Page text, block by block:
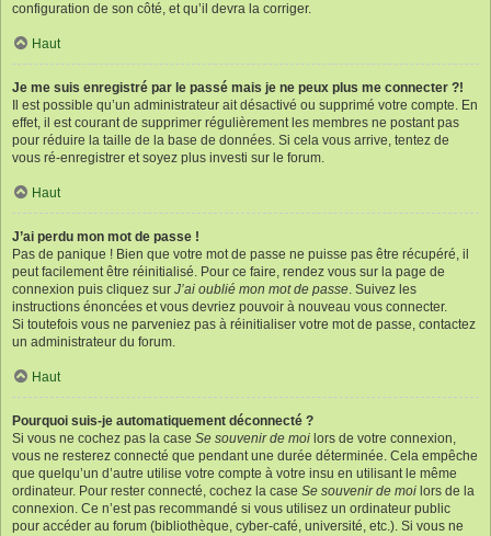
configuration de son côté, et qu’il devra la corriger.
Haut
Je me suis enregistré par le passé mais je ne peux plus me connecter ?!
Il est possible qu’un administrateur ait désactivé ou supprimé votre compte. En
effet, il est courant de supprimer régulièrement les membres ne postant pas
pour réduire la taille de la base de données. Si cela vous arrive, tentez de
vous ré-enregistrer et soyez plus investi sur le forum.
Haut
J’ai perdu mon mot de passe !
Pas de panique ! Bien que votre mot de passe ne puisse pas être récupéré, il
peut facilement être réinitialisé. Pour ce faire, rendez vous sur la page de
connexion puis cliquez sur J’ai oublié mon mot de passe. Suivez les
instructions énoncées et vous devriez pouvoir à nouveau vous connecter.
Si toutefois vous ne parveniez pas à réinitialiser votre mot de passe, contactez
un administrateur du forum.
Haut
Pourquoi suis-je automatiquement déconnecté ?
Si vous ne cochez pas la case Se souvenir de moi lors de votre connexion,
vous ne resterez connecté que pendant une durée déterminée. Cela empêche
que quelqu’un d’autre utilise votre compte à votre insu en utilisant le même
ordinateur. Pour rester connecté, cochez la case Se souvenir de moi lors de la
connexion. Ce n’est pas recommandé si vous utilisez un ordinateur public
pour accéder au forum (bibliothèque, cyber-café, université, etc.). Si vous ne